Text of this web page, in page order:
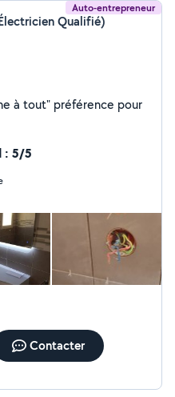
Auto-entrepreneur
Qualifié)
à tout" préférence pour
: 5/5
Contacter